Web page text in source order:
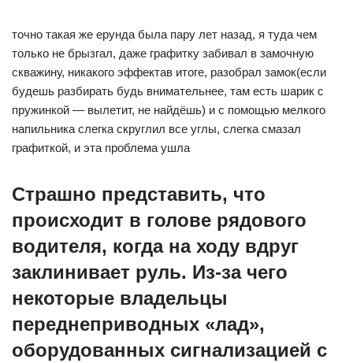
точно такая же ерунда была пару лет назад, я туда чем
только не брызгал, даже графитку забивал в замочную
скважину, никакого эффектав итоге, разобрал замок(если
будешь разбирать будь внимательнее, там есть шарик с
пружинкой — вылетит, не найдёшь) и с помощью мелкого
напильника слегка скруглил все углы, слегка смазал
графиткой, и эта проблема ушла
Страшно представить, что
происходит в голове рядового
водителя, когда на ходу вдруг
заклинивает руль. Из-за чего
некоторые владельцы
переднеприводных «лад»,
оборудованных сигнализацией с